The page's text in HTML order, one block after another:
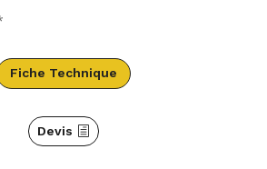
Fiche Technique
Devis